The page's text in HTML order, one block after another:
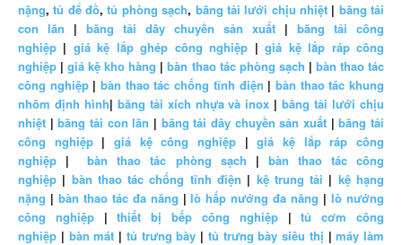
nặng,tủ để đồ,tủ phòng sạch, băng tải lưới chịu nhiệt| băng tải
con lăn | băng tải dây chuyền sản xuất | băng tải công
nghiệp | giá kệ lắp ghép công nghiệp |giá kệ lắp ráp công
nghiệp |giá kệ kho hàng |bàn thao tác phòng sạch | bàn thao tác
công nghiệp|bàn thao tác chống tĩnh điện | bàn thao tác khung
nhôm định hình| băng tải xích nhựa và inox |băng tải lưới chịu
nhiệt |băng tải con lăn | băng tải dây chuyền sản xuất |băng tải
công nghiệp|giá kệ công nghiệp |giá kệ lắp ráp công
nghiệp |bàn thao tác phòng sạch | bàn thao tác công
nghiệp | bàn thao tác chống tĩnh điện | kệ trung tải | kệ hạng
nặng | bàn thao tác đa năng |lò hấp nướng đa năng |lò nướng
công nghiệp|thiết bị bếp công nghiệp|tủ cơm công
nghiệp | bàn mát | tủ trưng bày | tủ trưng bày siêu thị |máy làm